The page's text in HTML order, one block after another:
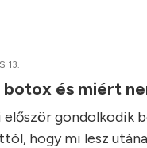
13.
botox és miért
először gondolkodik
hogy mi lesz